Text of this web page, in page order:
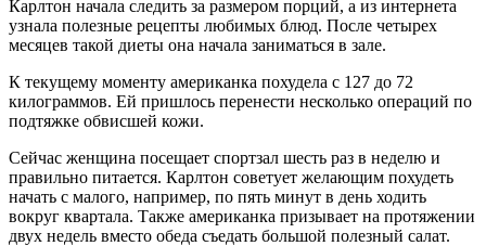
Карлтон начала следить за размером порций, а из интернета
узнала полезные рецепты любимых блюд. После четырех
месяцев такой диеты она начала заниматься в зале.
К текущему моменту американка похудела с 127 до 72
килограммов. Ей пришлось перенести несколько операций по
подтяжке обвисшей кожи.
Сейчас женщина посещает спортзал шесть раз в неделю и
правильно питается. Карлтон советует желающим похудеть
начать с малого, например, по пять минут в день ходить
вокруг квартала. Также американка призывает на протяжении
двух недель вместо обеда съедать большой полезный салат.